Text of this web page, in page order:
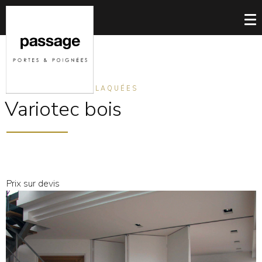
PORTES PLIANTES LAQUÉES
Variotec bois
Prix sur devis